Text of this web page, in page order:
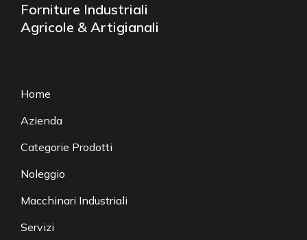
Forniture Industriali
Agricole & Artigianali
Home
Azienda
Categorie Prodotti
Noleggio
Macchinari Industriali
Servizi